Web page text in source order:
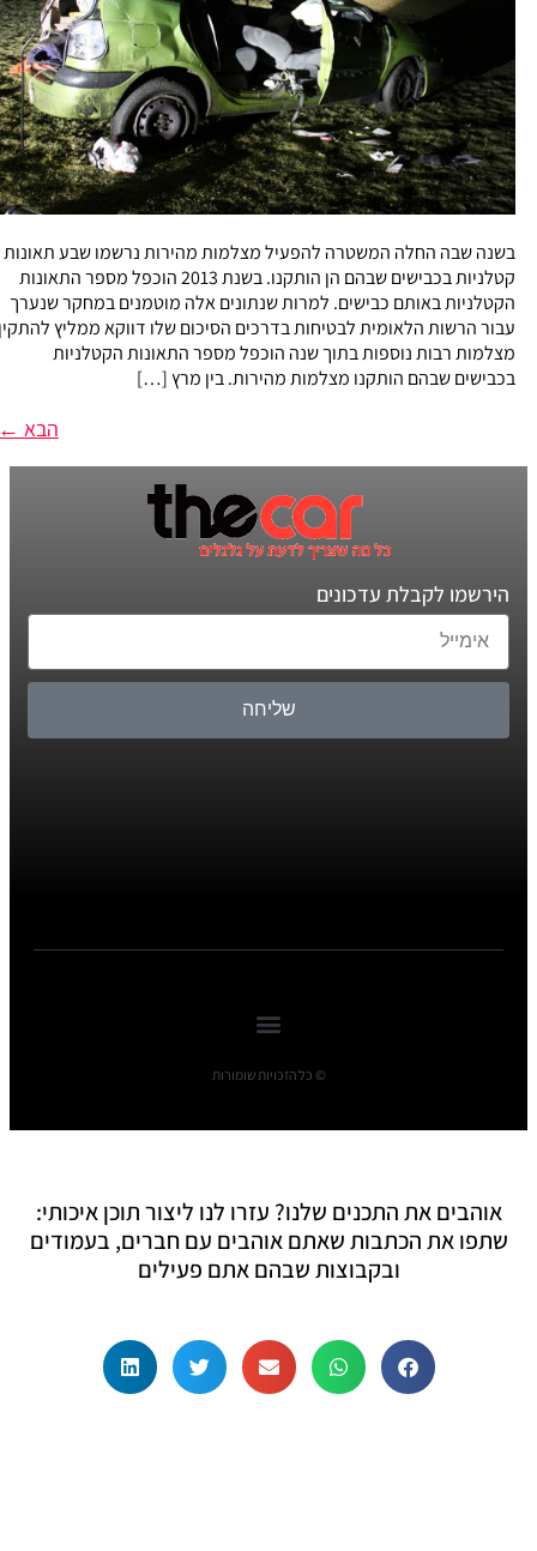
בשנה שבה החלה המשטרה להפעיל מצלמות מהירות נרשמו שבע תאונות
קטלניות בכבישים שבהם הן הותקנו. בשנת 2013 הוכפל מספר התאונות
הקטלניות באותם כבישים. למרות שנתונים אלה מוטמנים במחקר שנערך
עבור הרשות הלאומית לבטיחות בדרכים הסיכום שלו דווקא ממליץ להתקין
מצלמות רבות נוספות בתוך שנה הוכפל מספר התאונות הקטלניות
בכבישים שבהם הותקנו מצלמות מהירות. בין מרץ […]
הבא←
הירשמו לקבלת עדכונים
שליחה
© כל הזכויות שומורות
אוהבים את התכנים שלנו? עזרו לנו ליצור תוכן איכותי:
שתפו את הכתבות שאתם אוהבים עם חברים, בעמודים
ובקבוצות שבהם אתם פעילים